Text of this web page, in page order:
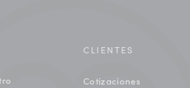
CLIENTES
Cotizaciones